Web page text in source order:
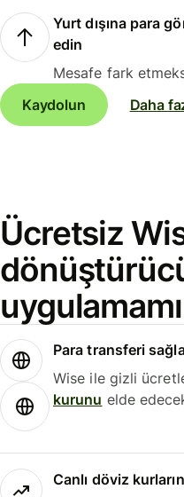
Yurt dışına para
edin
Mesafe fark
Kaydolun
Daha
Ücretsiz
Para transferi
Wise ile gizli
kurunu elde
Canlı döviz